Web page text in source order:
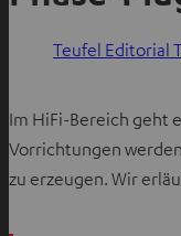
Teufel Editorial
Im HiFi-Bereich geht
Vorrichtungen
zu erzeugen. Wir